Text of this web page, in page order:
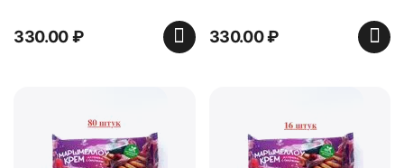
330.00₽ 330.00₽